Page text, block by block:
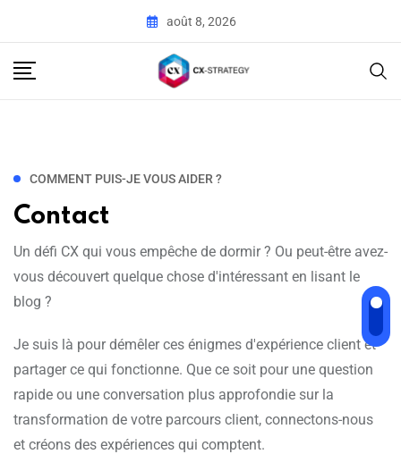
août 8, 2026
COMMENT PUIS-JE VOUS AIDER ?
Contact
Un défi CX qui vous empêche de dormir ? Ou peut-être avez-
vous découvert quelque chose d'intéressant en lisant le
blog ?
Je suis là pour démêler ces énigmes d'expérience client et
partager ce qui fonctionne. Que ce soit pour une question
rapide ou une conversation plus approfondie sur la
transformation de votre parcours client, connectons-nous
et créons des expériences qui comptent.